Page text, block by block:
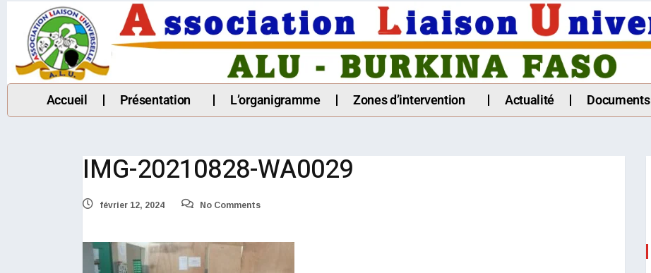
Accueil Présentation L’organigramme Zones d’intervention Actualité Documents
IMG-20210828-WA0029
février 12, 2024 No Comments